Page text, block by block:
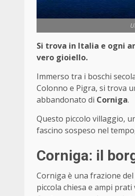
Si trova in Italia e ogni
vero gioiello.
Immerso tra i boschi
Colonno e Pigra, si trova
abbandonato di Corniga.
Questo piccolo villaggio,
fascino sospeso nel
Corniga: il
Corniga è una frazione
piccola chiesa e ampi